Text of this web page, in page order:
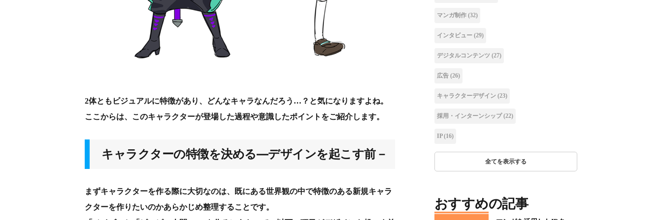
2体ともビジュアルに特徴があり、どんなキャラなんだろう…？と気になりますよね。
ここからは、このキャラクターが登場した過程や意識したポイントをご紹介します。
キャラクターの特徴を決める―デザインを起こす前－
まずキャラクターを作る際に大切なのは、既にある世界観の中で特徴のある新規キャラ
クターを作りたいのかあらかじめ整理することです。
マンガ制作 (32)
インタビュー (29)
デジタルコンテンツ (27)
広告 (26)
キャラクターデザイン (23)
採用・インターンシップ(22)
IP(16)
全てを表示する
おすすめの記事